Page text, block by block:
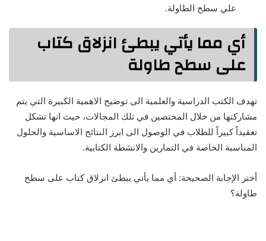
علي سطح الطاولة.
أي مما يأتي يبطئ انزلاق كتاب
على سطح طاولة
تهدف الكتب الدراسية والعلمية الى توضيح الاهمية الكبيرة التي يتم
مشاركتها من خلال المختصين في تلك المجالات، حيث انها تشكل
تعقيداً كبيراً للطلاب في الوصول الى ابرز النتائج الاساسية والحلول
المناسبة الخاصة في التمارين والانشطة الكتابية.
أختر الإجابة الصحيحة: أي مما يأتي يبطئ انزلاق كتاب على سطح
طاولة؟